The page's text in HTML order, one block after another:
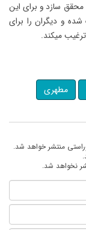
سازد و برای این
و دیگران را برای
میکند.
مطهری
منتشر خواهد شد.
نخواهد شد.